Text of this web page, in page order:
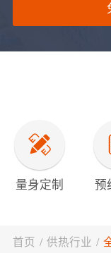
量身定制 预
首页 / 供热行业 /